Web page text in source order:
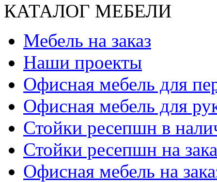
КАТАЛОГ МЕБЕЛИ
Мебель на заказ
Наши проекты
Офисная мебель для
Офисная мебель для
Стойки ресепшн в
Стойки ресепшн на
Офисная мебель на